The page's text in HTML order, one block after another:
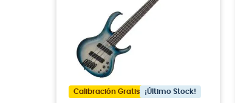
Calibración Gratis ¡Último Stock!